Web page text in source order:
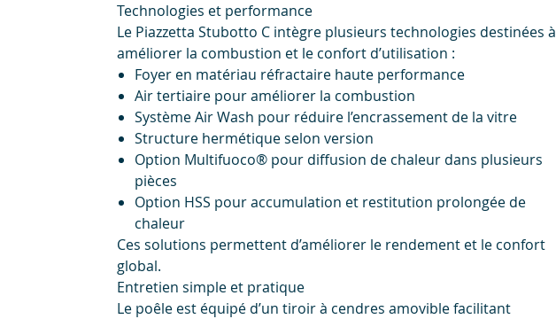
Technologies et performance
Le Piazzetta Stubotto C intègre plusieurs technologies destinées à
améliorer la combustion et le confort d’utilisation :
Foyer en matériau réfractaire haute performance
Air tertiaire pour améliorer la combustion
Système Air Wash pour réduire l’encrassement de la vitre
Structure hermétique selon version
Option Multifuoco® pour diffusion de chaleur dans plusieurs
pièces
Option HSS pour accumulation et restitution prolongée de
chaleur
Ces solutions permettent d’améliorer le rendement et le confort
global.
Entretien simple et pratique
Le poêle est équipé d’un tiroir à cendres amovible facilitant